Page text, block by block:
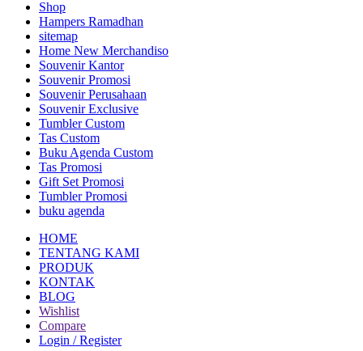
Shop
Hampers Ramadhan
sitemap
Home New Merchandiso
Souvenir Kantor
Souvenir Promosi
Souvenir Perusahaan
Souvenir Exclusive
Tumbler Custom
Tas Custom
Buku Agenda Custom
Tas Promosi
Gift Set Promosi
Tumbler Promosi
buku agenda
HOME
TENTANG KAMI
PRODUK
KONTAK
BLOG
Wishlist
Compare
Login / Register